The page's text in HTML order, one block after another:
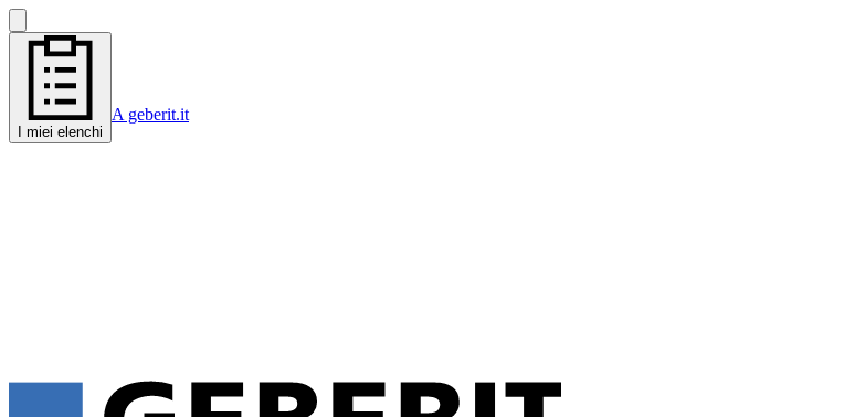
I miei elenchi
A geberit.it